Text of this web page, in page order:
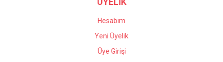
Hesabım
Yeni Üyelik
Üye Girişi